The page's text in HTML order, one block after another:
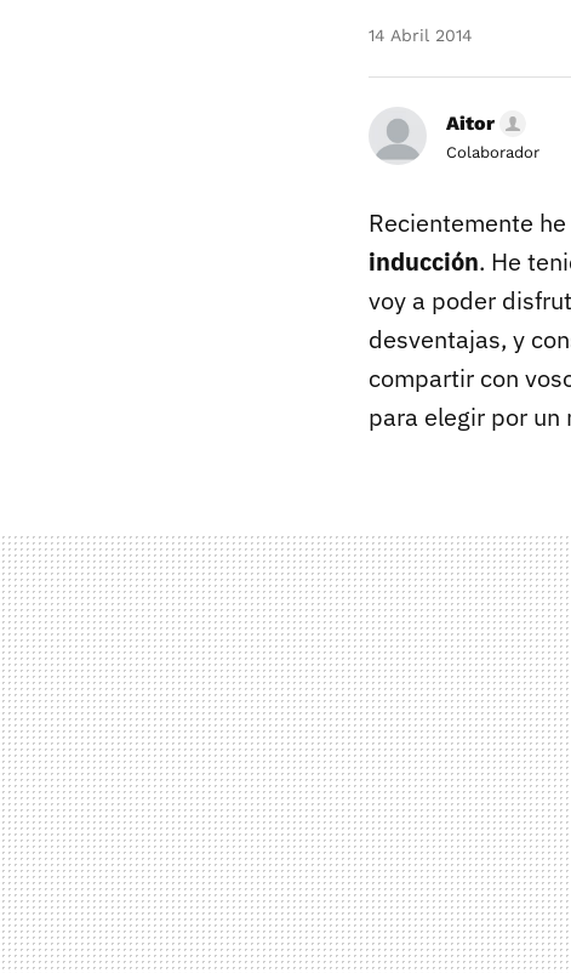
14 Abril 2014
Aitor
Colaborador
Recientemente
inducción. He
voy a poder
desventajas, y
compartir con
para elegir por un